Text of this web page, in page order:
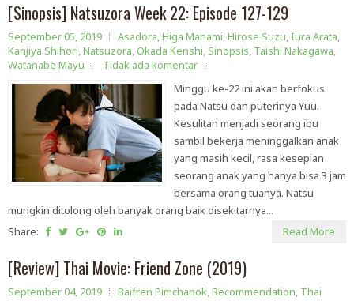
[Sinopsis] Natsuzora Week 22: Episode 127-129
September 05, 2019 Asadora,Higa Manami,Hirose Suzu,Iura Arata,
Kanjiya Shihori,Natsuzora,Okada Kenshi, Sinopsis, Taishi Nakagawa,
Watanabe Mayu
Tidak ada komentar
Minggu ke-22 ini akan berfokus
pada Natsu dan puterinya Yuu.
Kesulitan menjadi seorang ibu
sambil bekerja meninggalkan anak
yang masih kecil, rasa kesepian
seorang anak yang hanya bisa 3 jam
bersama orang tuanya. Natsu
mungkin ditolong oleh banyak orang baik disekitarnya...
Share:
Read More
[Review] Thai Movie: Friend Zone (2019)
September 04, 2019 Baifren Pimchanok,Recommendation, Thai